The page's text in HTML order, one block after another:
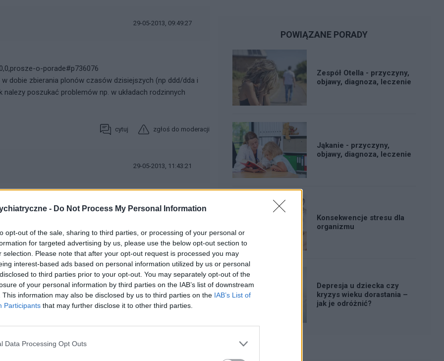
- Do Not Process My Personal Information
opt-out of the sale, sharing to third parties, or processing of your personal or
for targeted advertising by us, please use the below opt-out section to
selection. Please note that after your opt-out request is processed you may
interest-based ads based on personal information utilized by us or personal
to third parties prior to your opt-out. You may separately opt-out of the
of your personal information by third parties on the IAB’s list of downstream
This information may also be disclosed by us to third parties on the IAB’s List of
Participants that may further disclose it to other third parties.
Data Processing Opt Outs
29-05-2013, 09:49:27
o-porade#p736076
dobie zbierania plonów czasów dzisiejszych (np ddd/dda i
poszukać problemów np. w układach rodzinnych
cytuj zgłoś do moderacji
29-05-2013, 11:43:21
było by problemów gdyby nie te podrażnienia nerwów.
nie skutkuje zresztą wtedy każdy musiałby brać
nerwy. Niestety moje podrażnienia odczuwam tak jakby
po czym udzielały mi się nerwy które są nie do
że ktoś się mną bawił ? nie przeszkadza mi to po prostu jest
wepchnęły w samo dno. Moje zaburzenia są jakoś
mieszał psychotropami na te moje stany psychotyczne.
cytuj zgłoś do moderacji
POWIĄZANE PORADY
Zespół Otella - przyczyny,
objawy, diagnoza, leczenie
Jąkanie - przyczyny,
objawy, diagnoza, leczenie
Konsekwencje stresu dla
organizmu
Depresja u dziecka czy
kryzys wieku dorastania –
jak je odróżnić?